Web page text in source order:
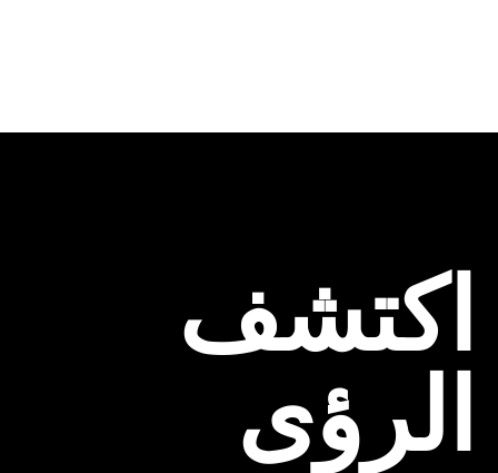
اكتشف
الرؤى